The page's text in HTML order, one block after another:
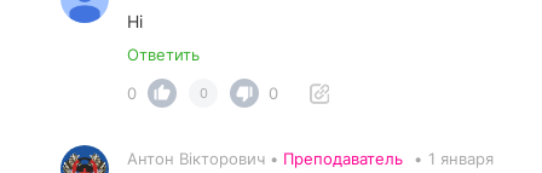
Ні
Ответить
0
0 0
Антон Вікторович • Преподаватель • 1 января